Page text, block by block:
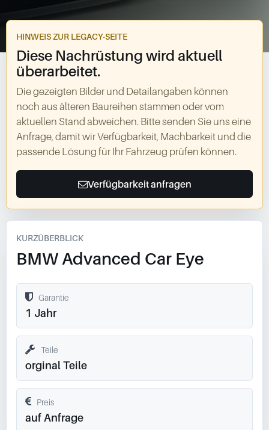
HINWEIS ZUR LEGACY-SEITE
Diese Nachrüstung wird aktuell
überarbeitet.
Die gezeigten Bilder und Detailangaben können
noch aus älteren Baureihen stammen oder vom
aktuellen Stand abweichen. Bitte senden Sie uns eine
Anfrage, damit wir Verfügbarkeit, Machbarkeit und die
passende Lösung für Ihr Fahrzeug prüfen können.
Verfügbarkeit anfragen
KURZÜBERBLICK
BMW Advanced Car Eye
Garantie
1 Jahr
Teile
orginal Teile
Preis
auf Anfrage